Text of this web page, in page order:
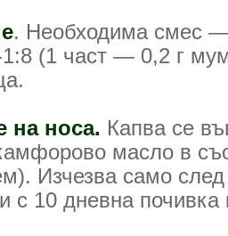
. Необходима смес
(1 част — 0,2 г
на носа. Капва се
масло в
Изчезва само
с 10 дневна